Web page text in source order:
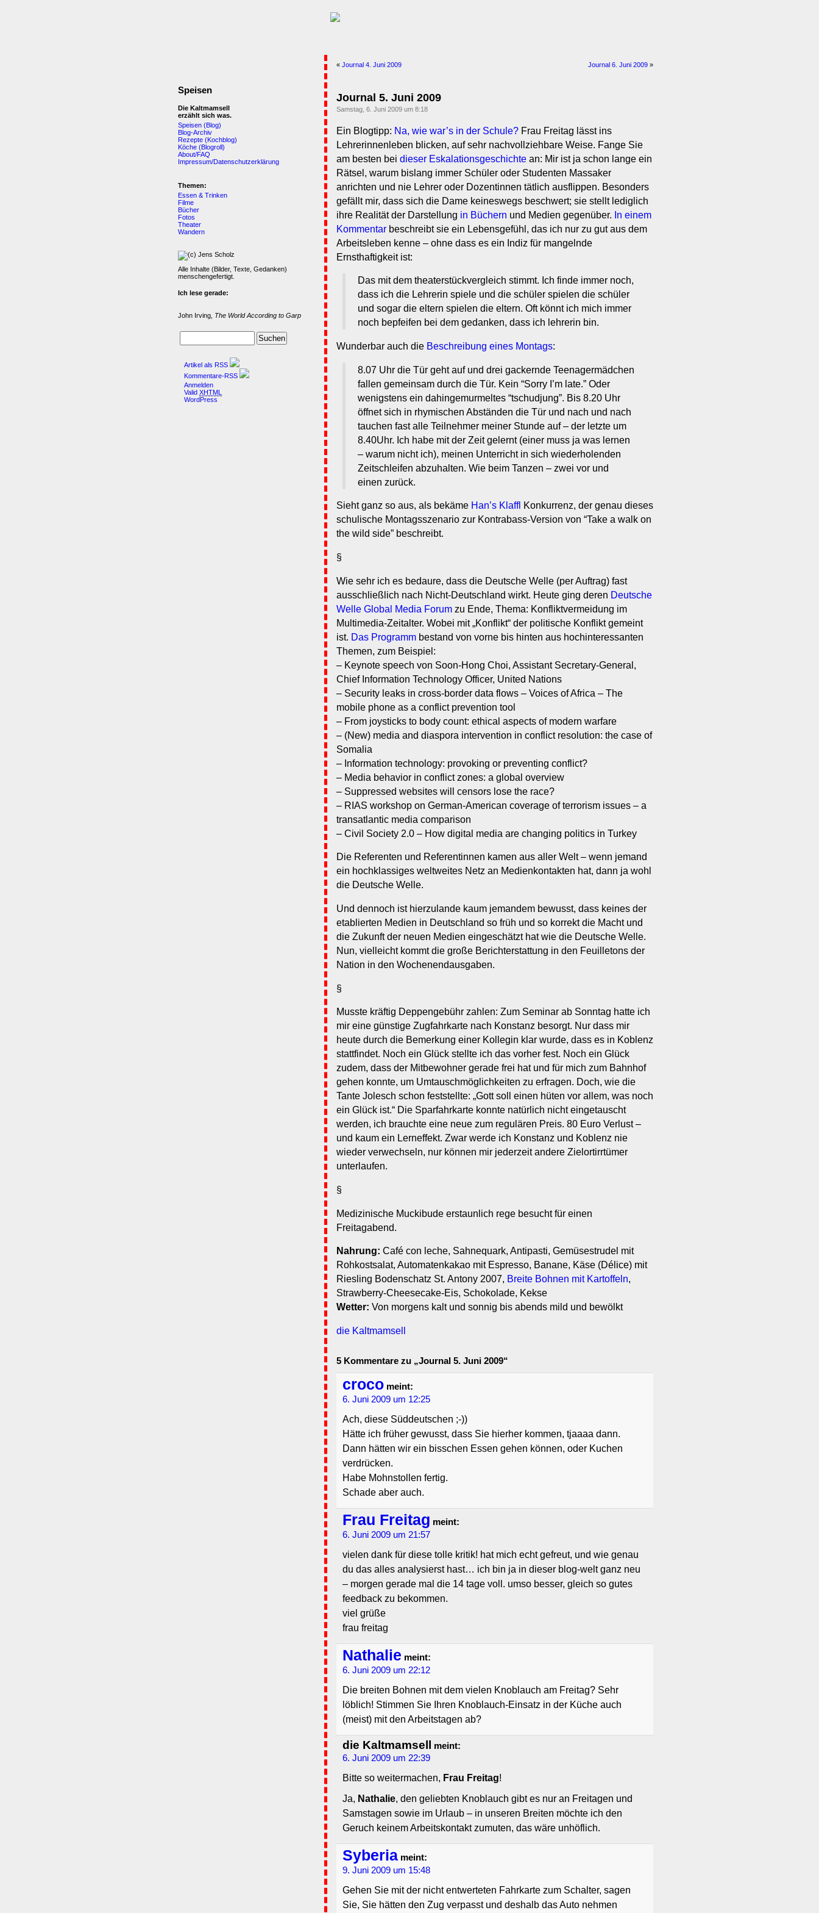
« Journal 4. Juni 2009 Journal 6. Juni 2009 »
Journal 5. Juni 2009
Samstag, 6. Juni 2009 um 8:18
Ein Blogtipp: Na, wie war’s in der Schule? Frau Freitag lässt ins
Lehrerinnenleben blicken, auf sehr nachvollziehbare Weise. Fange Sie
am besten bei dieser Eskalationsgeschichte an: Mir ist ja schon lange ein
Rätsel, warum bislang immer Schüler oder Studenten Massaker
anrichten und nie Lehrer oder Dozentinnen tätlich ausflippen. Besonders
gefällt mir, dass sich die Dame keineswegs beschwert; sie stellt lediglich
ihre Realität der Darstellung in Büchern und Medien gegenüber. In einem
Kommentar beschreibt sie ein Lebensgefühl, das ich nur zu gut aus dem
Arbeitsleben kenne – ohne dass es ein Indiz für mangelnde
Ernsthaftigkeit ist:
Das mit dem theaterstückvergleich stimmt. Ich finde immer noch,
dass ich die Lehrerin spiele und die schüler spielen die schüler
und sogar die eltern spielen die eltern. Oft könnt ich mich immer
noch bepfeifen bei dem gedanken, dass ich lehrerin bin.
Wunderbar auch die Beschreibung eines Montags:
8.07 Uhr die Tür geht auf und drei gackernde Teenagermädchen
fallen gemeinsam durch die Tür. Kein “Sorry I’m late.” Oder
wenigstens ein dahingemurmeltes “tschudjung”. Bis 8.20 Uhr
öffnet sich in rhymischen Abständen die Tür und nach und nach
tauchen fast alle Teilnehmer meiner Stunde auf – der letzte um
8.40Uhr. Ich habe mit der Zeit gelernt (einer muss ja was lernen
– warum nicht ich), meinen Unterricht in sich wiederholenden
Zeitschleifen abzuhalten. Wie beim Tanzen – zwei vor und
einen zurück.
Sieht ganz so aus, als bekäme Han’s Klaffl Konkurrenz, der genau dieses
schulische Montagsszenario zur Kontrabass-Version von “Take a walk on
the wild side” beschreibt.
§
Wie sehr ich es bedaure, dass die Deutsche Welle (per Auftrag) fast
ausschließlich nach Nicht-Deutschland wirkt. Heute ging deren Deutsche
Welle Global Media Forum zu Ende, Thema: Konfliktvermeidung im
Multimedia-Zeitalter. Wobei mit „Konflikt“ der politische Konflikt gemeint
ist. Das Programm bestand von vorne bis hinten aus hochinteressanten
Themen, zum Beispiel:
– Keynote speech von Soon-Hong Choi, Assistant Secretary-General,
Chief Information Technology Officer, United Nations
– Security leaks in cross-border data flows – Voices of Africa – The
mobile phone as a conflict prevention tool
– From joysticks to body count: ethical aspects of modern warfare
– (New) media and diaspora intervention in conflict resolution: the case of
Somalia
– Information technology: provoking or preventing conflict?
– Media behavior in conflict zones: a global overview
– Suppressed websites will censors lose the race?
– RIAS workshop on German-American coverage of terrorism issues – a
transatlantic media comparison
– Civil Society 2.0 – How digital media are changing politics in Turkey
Die Referenten und Referentinnen kamen aus aller Welt – wenn jemand
ein hochklassiges weltweites Netz an Medienkontakten hat, dann ja wohl
die Deutsche Welle.
Und dennoch ist hierzulande kaum jemandem bewusst, dass keines der
etablierten Medien in Deutschland so früh und so korrekt die Macht und
die Zukunft der neuen Medien eingeschätzt hat wie die Deutsche Welle.
Nun, vielleicht kommt die große Berichterstattung in den Feuilletons der
Nation in den Wochenendausgaben.
§
Musste kräftig Deppengebühr zahlen: Zum Seminar ab Sonntag hatte ich
mir eine günstige Zugfahrkarte nach Konstanz besorgt. Nur dass mir
heute durch die Bemerkung einer Kollegin klar wurde, dass es in Koblenz
stattfindet. Noch ein Glück stellte ich das vorher fest. Noch ein Glück
zudem, dass der Mitbewohner gerade frei hat und für mich zum Bahnhof
gehen konnte, um Umtauschmöglichkeiten zu erfragen. Doch, wie die
Tante Jolesch schon feststellte: „Gott soll einen hüten vor allem, was noch
ein Glück ist.“ Die Sparfahrkarte konnte natürlich nicht eingetauscht
werden, ich brauchte eine neue zum regulären Preis. 80 Euro Verlust –
und kaum ein Lerneffekt. Zwar werde ich Konstanz und Koblenz nie
wieder verwechseln, nur können mir jederzeit andere Zielortirrtümer
unterlaufen.
§
Medizinische Muckibude erstaunlich rege besucht für einen
Freitagabend.
Nahrung: Café con leche, Sahnequark, Antipasti, Gemüsestrudel mit
Rohkostsalat, Automatenkakao mit Espresso, Banane, Käse (Délice) mit
Riesling Bodenschatz St. Antony 2007, Breite Bohnen mit Kartoffeln,
Strawberry-Cheesecake-Eis, Schokolade, Kekse
Wetter: Von morgens kalt und sonnig bis abends mild und bewölkt
die Kaltmamsell
5 Kommentare zu „Journal 5. Juni 2009“
croco meint:
6. Juni 2009 um 12:25
Ach, diese Süddeutschen ;-))
Hätte ich früher gewusst, dass Sie hierher kommen, tjaaaa dann.
Dann hätten wir ein bisschen Essen gehen können, oder Kuchen
verdrücken.
Habe Mohnstollen fertig.
Schade aber auch.
Frau Freitag meint:
6. Juni 2009 um 21:57
vielen dank für diese tolle kritik! hat mich echt gefreut, und wie genau
du das alles analysierst hast… ich bin ja in dieser blog-welt ganz neu
– morgen gerade mal die 14 tage voll. umso besser, gleich so gutes
feedback zu bekommen.
viel grüße
frau freitag
Nathalie meint:
6. Juni 2009 um 22:12
Die breiten Bohnen mit dem vielen Knoblauch am Freitag? Sehr
löblich! Stimmen Sie Ihren Knoblauch-Einsatz in der Küche auch
(meist) mit den Arbeitstagen ab?
die Kaltmamsell
meint:
6. Juni 2009 um 22:39
Bitte so weitermachen, Frau Freitag!
Ja, Nathalie, den geliebten Knoblauch gibt es nur an Freitagen und
Samstagen sowie im Urlaub – in unseren Breiten möchte ich den
Geruch keinem Arbeitskontakt zumuten, das wäre unhöflich.
Syberia meint:
9. Juni 2009 um 15:48
Gehen Sie mit der nicht entwerteten Fahrkarte zum Schalter, sagen
Sie, Sie hätten den Zug verpasst und deshalb das Auto nehmen
Speisen
Die Kaltmamsell
erzählt sich was.
Speisen (Blog)
Blog-Archiv
Rezepte (Kochblog)
Köche (Blogroll)
About/FAQ
Impressum/Datenschutzerklärung
Themen:
Essen & Trinken
Filme
Bücher
Fotos
Theater
Wandern
Alle Inhalte (Bilder, Texte, Gedanken)
menschengefertigt.
Ich lese gerade:
John Irving, The World According to Garp
Artikel als RSS
Kommentare-RSS
Anmelden
Valid XHTML
WordPress